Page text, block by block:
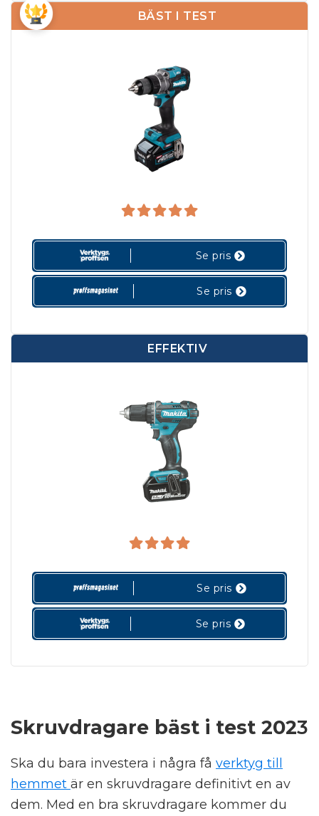
BÄST I TEST
Se pris
Se pris
EFFEKTIV
Se pris
Se pris
Skruvdragare bäst i test 2023
Ska du bara investera i några få verktyg till
hemmet är en skruvdragare definitivt en av
dem. Med en bra skruvdragare kommer du